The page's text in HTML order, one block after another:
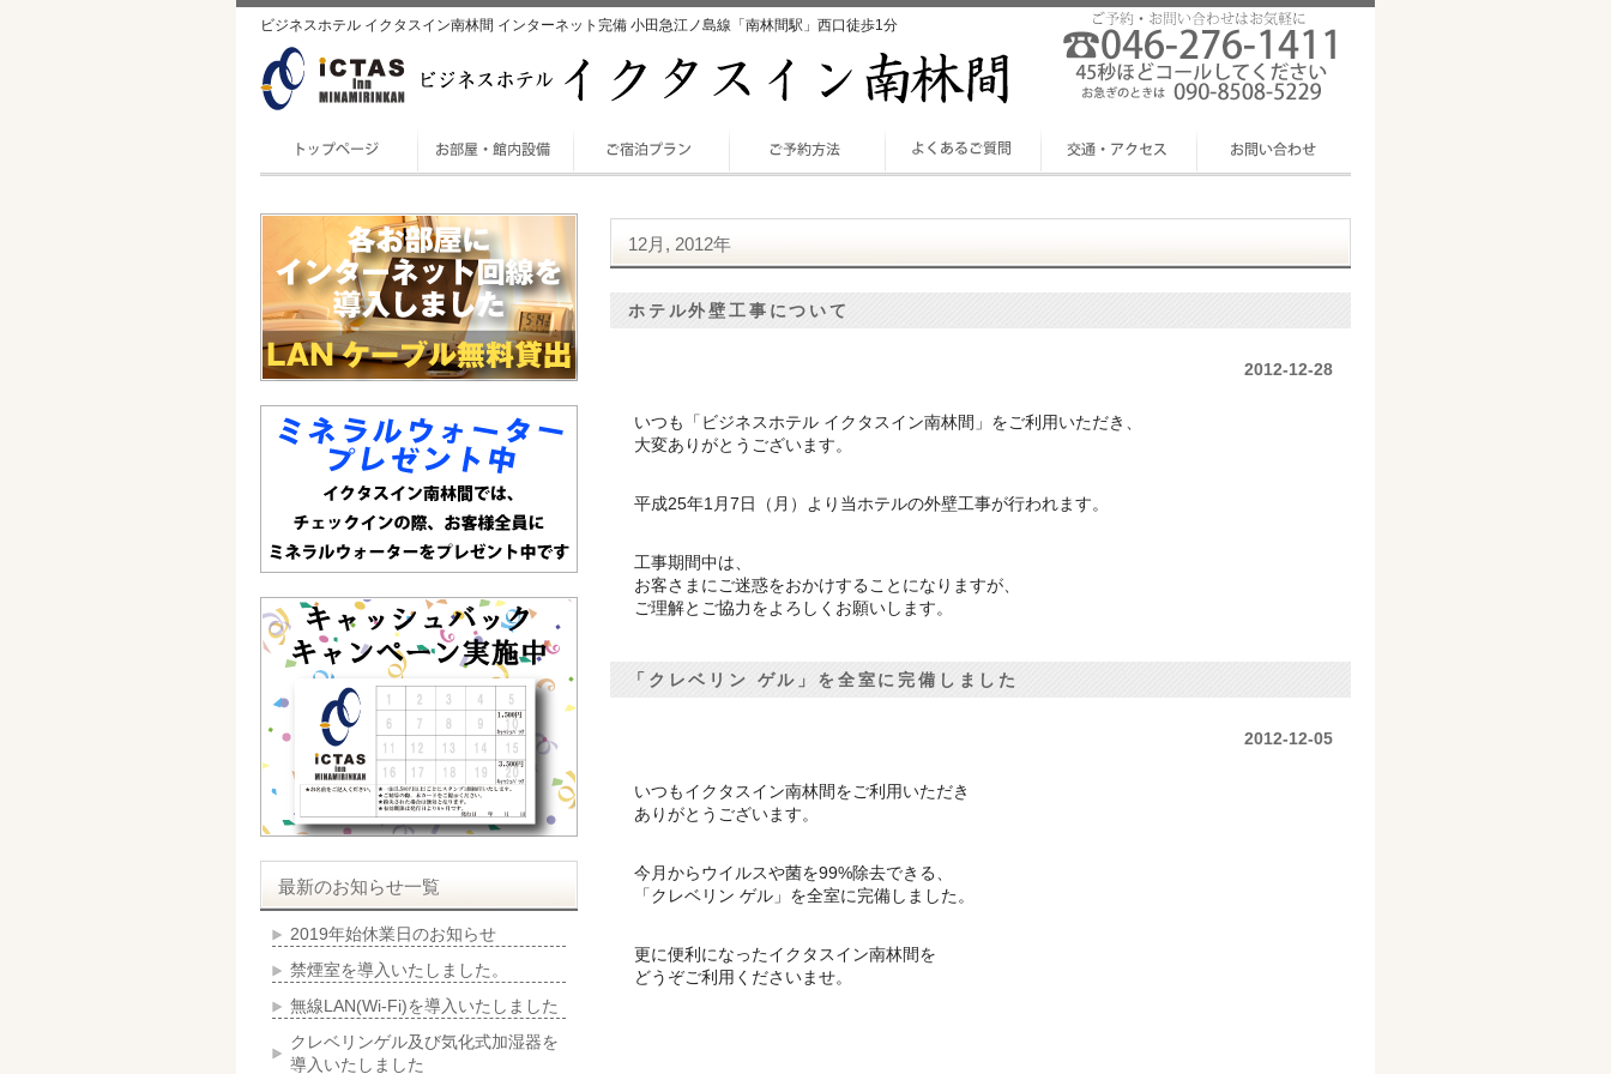
ビジネスホテル イクタスイン南林間 インターネット完備 小田急江ノ島線「南林間駅」西口徒歩1分
12月, 2012年
ホテル外壁工事について
2012-12-28
いつも「ビジネスホテル イクタスイン南林間」をご利用いただき、
大変ありがとうございます。
平成25年1月7日（月）より当ホテルの外壁工事が行われます。
工事期間中は、
お客さまにご迷惑をおかけすることになりますが、
ご理解とご協力をよろしくお願いします。
「クレベリン ゲル」を全室に完備しました
2012-12-05
いつもイクタスイン南林間をご利用いただき
ありがとうございます。
今月からウイルスや菌を99%除去できる、
「クレベリン ゲル」を全室に完備しました。
更に便利になったイクタスイン南林間を
どうぞご利用くださいませ。
最新のお知らせ一覧
2019年始休業日のお知らせ
禁煙室を導入いたしました。
無線LAN(Wi-Fi)を導入いたしました
クレベリンゲル及び気化式加湿器を
導入いたしました